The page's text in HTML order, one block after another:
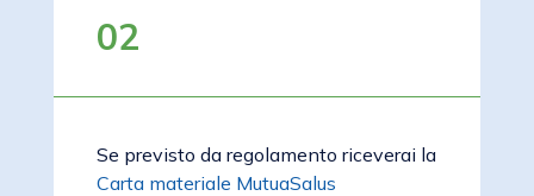
02
Se previsto da regolamento riceverai la
Carta materiale MutuaSalus